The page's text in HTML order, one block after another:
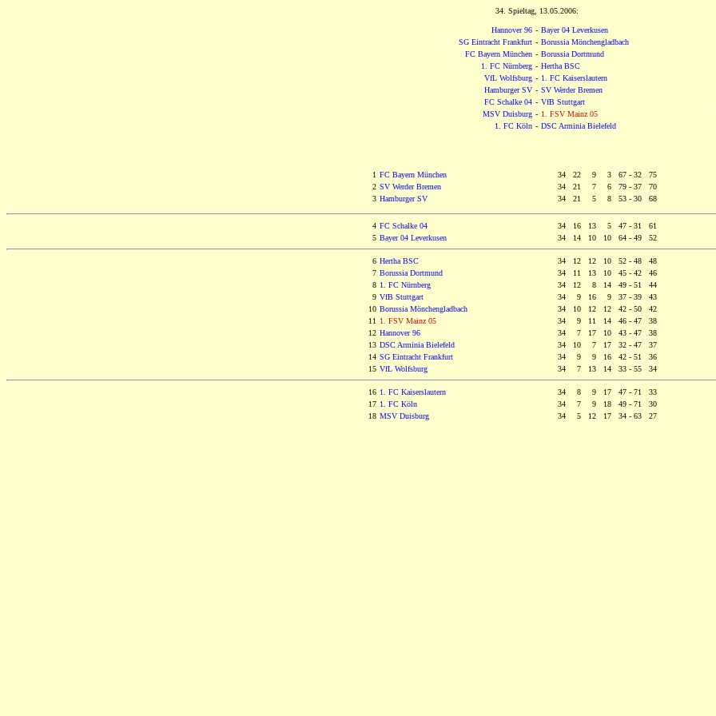
34. Spieltag, 13.05.2006:
Hannover 96 - Bayer 04 Leverkusen
SG Eintracht Frankfurt - Borussia Mönchengladbach
FC Bayern München - Borussia Dortmund
1. FC Nürnberg - Hertha BSC
VfL Wolfsburg - 1. FC Kaiserslautern
Hamburger SV - SV Werder Bremen
FC Schalke 04 - VfB Stuttgart
MSV Duisburg - 1. FSV Mainz 05
1. FC Köln - DSC Arminia Bielefeld
1 FC Bayern München 34 22 9
3 67 - 32 75
2 SV Werder Bremen 34 21 7
6 79 - 37 70
3 Hamburger SV 34 21 5 8 53 - 30 68
4 FC Schalke 04 34 16 13
5 47 - 31 61
5 Bayer 04 Leverkusen 34 14 10 10 64 - 49 52
6 Hertha BSC
34 12 12 10 52 - 48 48
7 Borussia Dortmund
34 11 13 10 45 - 42 46
8 1. FC Nürnberg 34 12
8 14 49 - 51 44
9 VfB Stuttgart 34 9 16
9 37 - 39 43
10 Borussia Mönchengladbach
34 10 12 12 42 - 50 42
11
1. FSV Mainz 05 34
9 11 14 46 - 47 38
12 Hannover 96 34
7 17 10 43 - 47 38
13 DSC Arminia Bielefeld 34 10
7 17 32 - 47 37
14 SG Eintracht Frankfurt 34 9
9 16 42 - 51 36
15 VfL Wolfsburg 34 7 13 14 33 - 55 34
16 1. FC Kaiserslautern 34 8
9 17 47 - 71 33
17 1. FC Köln 34 7
9 18 49 - 71 30
18 MSV Duisburg 34 5 12 17 34 - 63 27